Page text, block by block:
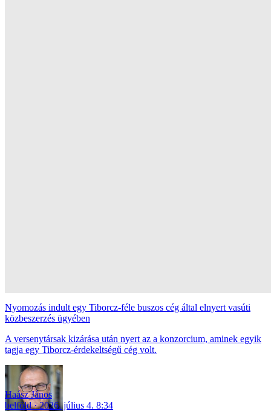
Nyomozás indult egy Tiborcz-féle buszos cég által elnyert vasúti
közbeszerzés ügyében
A versenytársak kizárása után nyert az a konzorcium, aminek egyik
tagja egy Tiborcz-érdekeltségű cég volt.
Haász János
belföld
2026. július 4. 8:34